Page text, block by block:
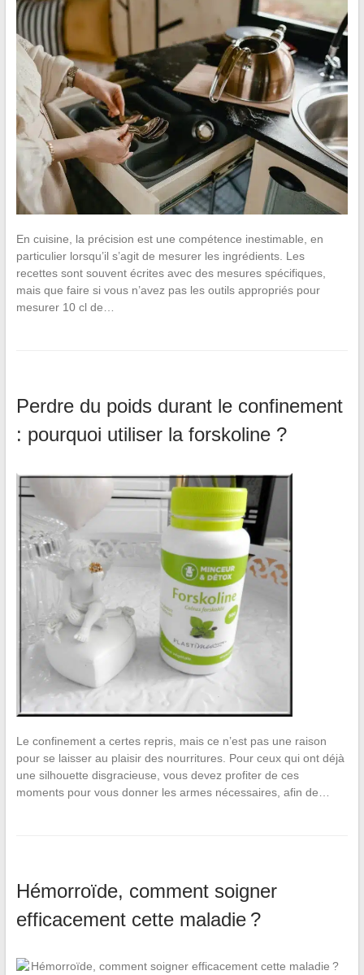
En cuisine, la précision est une compétence inestimable, en
particulier lorsqu’il s’agit de mesurer les ingrédients. Les
recettes sont souvent écrites avec des mesures spécifiques,
mais que faire si vous n’avez pas les outils appropriés pour
mesurer 10 cl de…
Perdre du poids durant le confinement
: pourquoi utiliser la forskoline ?
Le confinement a certes repris, mais ce n’est pas une raison
pour se laisser au plaisir des nourritures. Pour ceux qui ont déjà
une silhouette disgracieuse, vous devez profiter de ces
moments pour vous donner les armes nécessaires, afin de…
Hémorroïde, comment soigner
efficacement cette maladie ?